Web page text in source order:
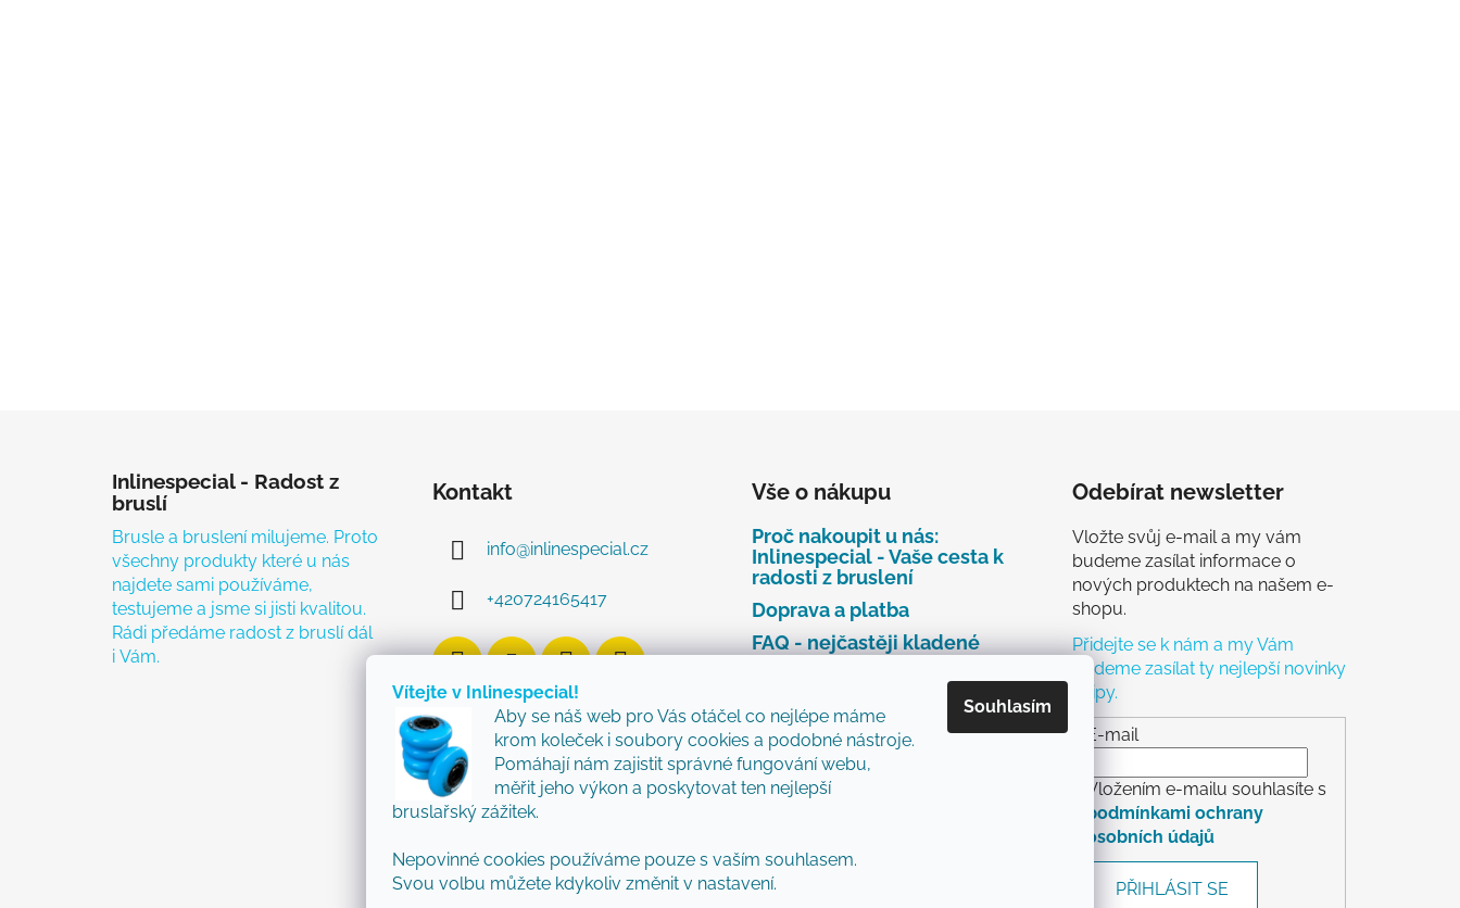
Vítejte v Inlinespecial!
Aby se náš web pro Vás otáčel co nejlépe máme
krom koleček i soubory cookies a podobné nástroje.
Pomáhají nám zajistit správné fungování webu,
měřit jeho výkon a poskytovat ten nejlepší
bruslařský zážitek.
Nepovinné cookies používáme pouze s vaším souhlasem.
Svou volbu můžete kdykoliv změnit v nastavení.
Souhlasím
Inlinespecial - Radost z
bruslí
Brusle a bruslení milujeme. Proto
všechny produkty které u nás
najdete sami používáme,
testujeme a jsme si jisti kvalitou.
Rádi předáme radost z bruslí dál
i Vám.
Kontakt
info@inlinespecial.cz
+420724165417
Vše o nákupu
Proč nakoupit u nás:
Inlinespecial - Vaše cesta k
radosti z bruslení
Doprava a platba
FAQ - nejčastěji kladené
dotazy
Najdete u nás tyto značky
Zásady ochrany osobních
údajů
Obchodní podmínky
nebo výměnu zboží
Odebírat newsletter
Vložte svůj e-mail a my vám
budeme zasílat informace o
nových produktech na našem e-
shopu.
Přidejte se k nám a my Vám
budeme zasílat ty nejlepší novinky
a tipy.
E-mail
Vložením e-mailu souhlasíte s
podmínkami ochrany
osobních údajů
PŘIHLÁSIT SE